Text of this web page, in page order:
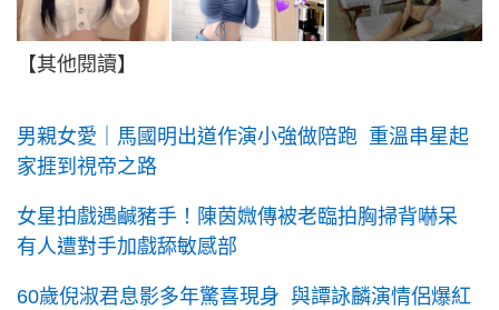
【其他閱讀】
男親女愛｜馬國明出道作演小強做陪跑 重溫串星起
家捱到視帝之路
女星拍戲遇鹹豬手！陳茵媺傳被老臨拍胸掃背嚇呆
有人遭對手加戲舔敏感部
60歲倪淑君息影多年驚喜現身 與譚詠麟演情侶爆紅